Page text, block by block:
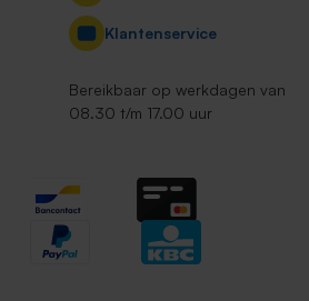
Klantenservice
Bereikbaar op werkdagen van
08.30 t/m 17.00 uur